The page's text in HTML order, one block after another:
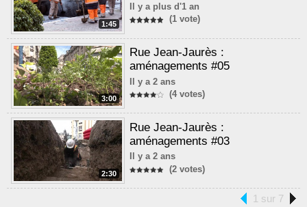
1:45
Il y a plus d'1 an
(1 vote)
3:00
Rue Jean-Jaurès :
aménagements #05
Il y a 2 ans
(4 votes)
2:30
Rue Jean-Jaurès :
aménagements #03
Il y a 2 ans
(2 votes)
1 sur 7